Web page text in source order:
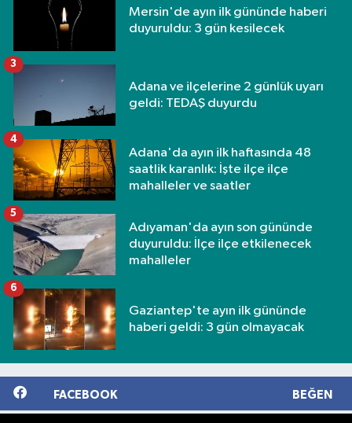
Mersin'de ayın ilk gününde haberi
duyuruldu: 3 gün kesilecek
Adana ve ilçelerine 2 günlük uyarı
geldi: TEDAŞ duyurdu
3
Adana'da ayın ilk haftasında 48
saatlik karanlık: İşte ilçe ilçe
mahalleler ve saatler
4
Adıyaman'da ayın son gününde
duyuruldu: İlçe ilçe etkilenecek
mahalleler
5
Gaziantep'te ayın ilk gününde
haberi geldi: 3 gün olmayacak
6
FACEBOOK BEĞEN